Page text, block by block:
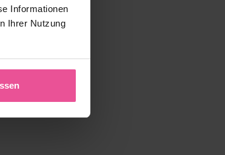
Informationen
Ihrer Nutzung